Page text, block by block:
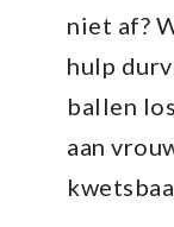
niet af?
hulp
ballen
aan